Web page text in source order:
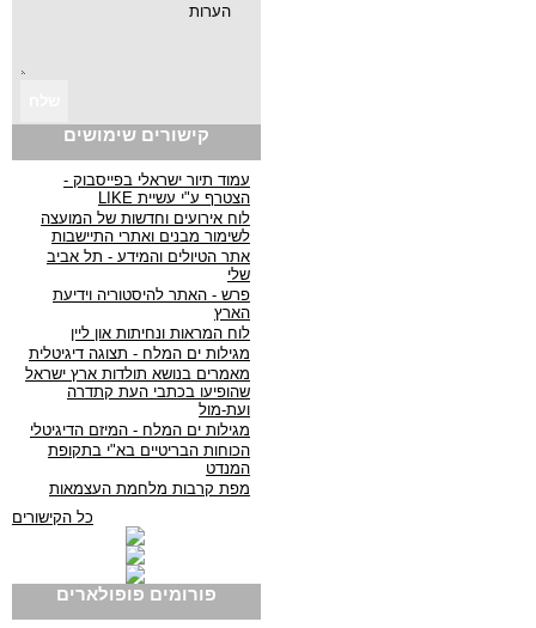
קישורים שימושים
עמוד תיור ישראלי בפייסבוק -
הצטרף ע"י עשיית LIKE
לוח אירועים וחדשות של המועצה
לשימור מבנים ואתרי התיישבות
אתר הטיולים והמידע - תל אביב
שלי
פרש - האתר להיסטוריה וידיעת
הארץ
לוח המראות ונחיתות און ליין
מגילות ים המלח - תצוגה דיגיטלית
מאמרים בנושא תולדות ארץ ישראל
שהופיעו בכתבי העת קתדרה
ועת-מול
מגילות ים המלח - המיזם הדיגיטלי
הכוחות הבריטיים בא"י בתקופת
המנדט
מפת קרבות מלחמת העצמאות
כל הקישורים
פורומים פופולארים